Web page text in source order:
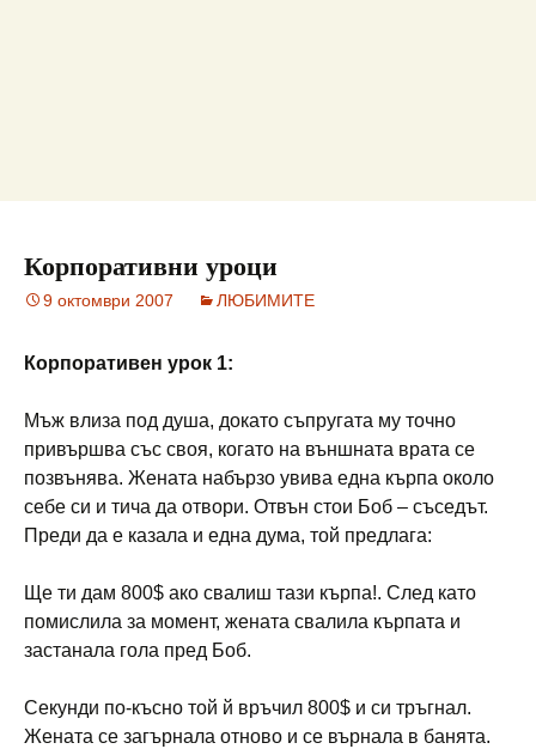
Корпоративни уроци
9 октомври 2007 ЛЮБИМИТЕ
Корпоративен урок 1:
Мъж влиза под душа, докато съпругата му точно
привършва със своя, когато на външната врата се
позвънява. Жената набързо увива една кърпа около
себе си и тича да отвори. Отвън стои Боб – съседът.
Преди да е казала и една дума, той предлага:
Ще ти дам 800$ ако свалиш тази кърпа!. След като
помислила за момент, жената свалила кърпата и
застанала гола пред Боб.
Секунди по-късно той й връчил 800$ и си тръгнал.
Жената се загърнала отново и се върнала в банята.